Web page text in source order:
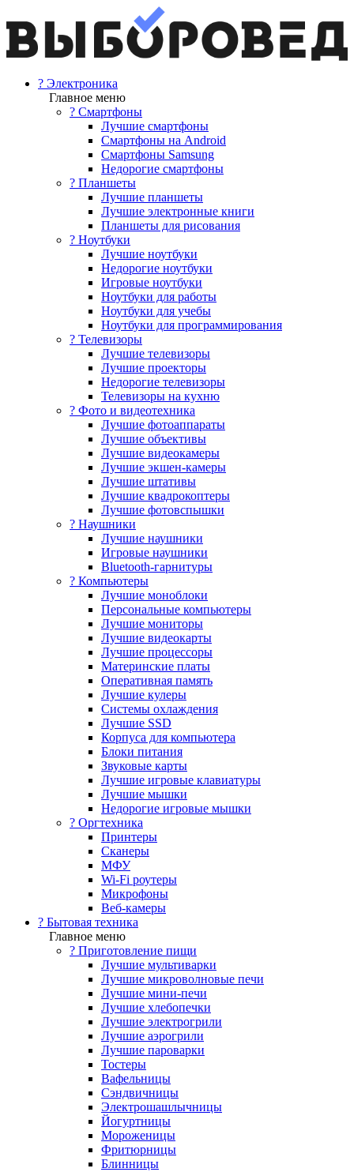
? Электроника
Главное меню
? Смартфоны
Лучшие смартфоны
Смартфоны на Android
Смартфоны Samsung
Недорогие смартфоны
? Планшеты
Лучшие планшеты
Лучшие электронные книги
Планшеты для рисования
? Ноутбуки
Лучшие ноутбуки
Недорогие ноутбуки
Игровые ноутбуки
Ноутбуки для работы
Ноутбуки для учебы
Ноутбуки для программирования
? Телевизоры
Лучшие телевизоры
Лучшие проекторы
Недорогие телевизоры
Телевизоры на кухню
? Фото и видеотехника
Лучшие фотоаппараты
Лучшие объективы
Лучшие видеокамеры
Лучшие экшен-камеры
Лучшие штативы
Лучшие квадрокоптеры
Лучшие фотовспышки
? Наушники
Лучшие наушники
Игровые наушники
Bluetooth-гарнитуры
?️ Компьютеры
Лучшие моноблоки
Персональные компьютеры
Лучшие мониторы
Лучшие видеокарты
Лучшие процессоры
Материнские платы
Оперативная память
Лучшие кулеры
Системы охлаждения
Лучшие SSD
Корпуса для компьютера
Блоки питания
Звуковые карты
Лучшие игровые клавиатуры
Лучшие мышки
Недорогие игровые мышки
?️ Оргтехника
Принтеры
Сканеры
МФУ
Wi-Fi роутеры
Микрофоны
Веб-камеры
? Бытовая техника
Главное меню
? Приготовление пищи
Лучшие мультиварки
Лучшие микроволновые печи
Лучшие мини-печи
Лучшие хлебопечки
Лучшие электрогрили
Лучшие аэрогрили
Лучшие пароварки
Тостеры
Вафельницы
Сэндвичницы
Электрошашлычницы
Йогуртницы
Мороженицы
Фритюрницы
Блинницы